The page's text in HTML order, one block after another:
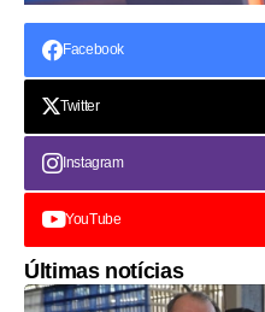
Facebook
Twitter
Instagram
YouTube
Últimas notícias